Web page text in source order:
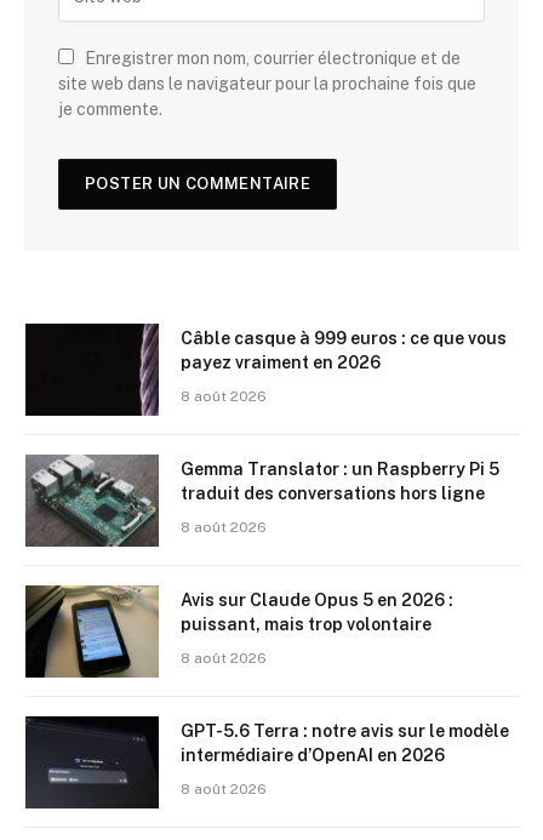
Enregistrer mon nom, courrier électronique et de
site web dans le navigateur pour la prochaine fois que
je commente.
Câble casque à 999 euros : ce que vous
payez vraiment en 2026
8 août 2026
Gemma Translator : un Raspberry Pi 5
traduit des conversations hors ligne
8 août 2026
Avis sur Claude Opus 5 en 2026 :
puissant, mais trop volontaire
8 août 2026
GPT-5.6 Terra : notre avis sur le modèle
intermédiaire d’OpenAI en 2026
8 août 2026